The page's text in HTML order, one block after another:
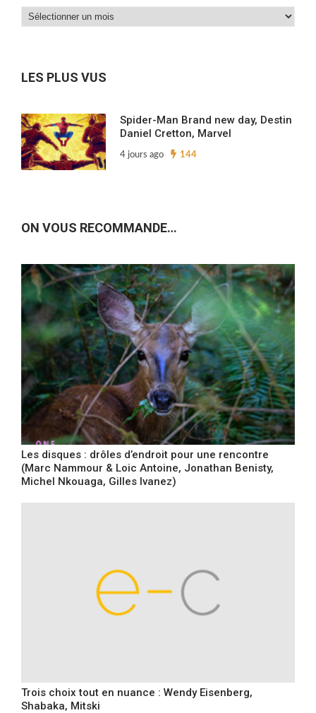
Dans
LES PLUS VUS
Spider-Man Brand new day, Destin
Daniel Cretton, Marvel
4 jours ago 144
ON VOUS RECOMMANDE…
Les disques : drôles d’endroit pour une rencontre
(Marc Nammour & Loic Antoine, Jonathan Benisty,
Michel Nkouaga, Gilles Ivanez)
Trois choix tout en nuance : Wendy Eisenberg,
Shabaka, Mitski